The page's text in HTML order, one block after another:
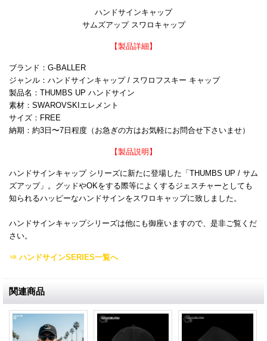
ハンドサインキャップ
サムズアップ スワロキャップ
【製品詳細】
ブランド：G-BALLER
ジャンル：ハンドサインキャップ / スワロフスキー キャップ
製品名：THUMBS UP ハンドサイン
素材：SWAROVSKIエレメント
サイズ：FREE
納期：約3日〜7日程度（お急ぎの方はお気軽にお問合せ下さいませ）
【製品説明】
ハンドサインキャップ シリーズに新たに登場した「THUMBS UP / サム
ズアップ」。グッドやOKをする際等によくするジェスチャーとしても
知られるハッピーなハンドサインをスワロキャップに致しました。
ハンドサインキャップシリーズは他にも御座いますので、是非ご覧くだ
さい。
⇒ ハンドサインSERIES一覧へ
関連商品